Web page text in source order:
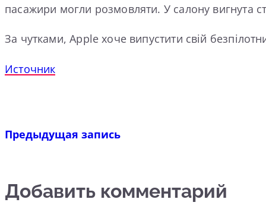
пасажири могли розмовляти. У салону вигнута
За чутками, Apple хоче випустити свій
Источник
Предыдущая запись
Добавить комментарий